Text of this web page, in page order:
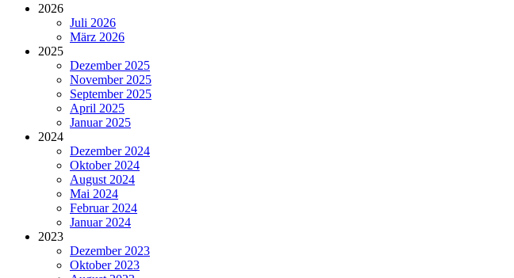
2026
Juli 2026
März 2026
2025
Dezember 2025
November 2025
September 2025
April 2025
Januar 2025
2024
Dezember 2024
Oktober 2024
August 2024
Mai 2024
Februar 2024
Januar 2024
2023
Dezember 2023
Oktober 2023